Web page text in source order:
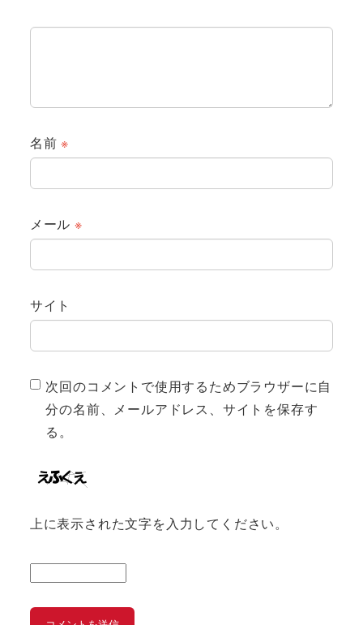
名前※
メール ※
サイト
次回のコメントで使用するためブラウザーに自
分の名前、メールアドレス、サイトを保存す
る。
上に表示された文字を入力してください。